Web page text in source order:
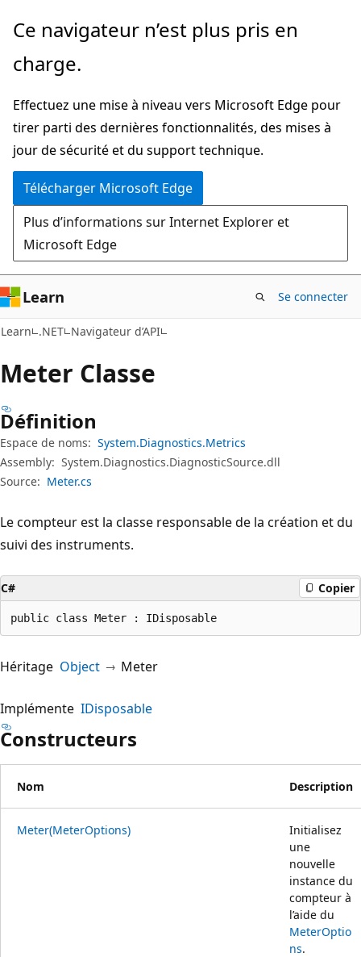
Passer
directement
au
principal
Passer
la
dans
la
page
Ce navigateur n’est plus pris en
charge.
Effectuez une mise à niveau vers Microsoft Edge pour
tirer parti des dernières fonctionnalités, des mises à
jour de sécurité et du support technique.
Télécharger Microsoft Edge
Plus d’informations sur Internet Explorer et
Microsoft Edge
Learn Se connecter
Learn .NET Navigateur d’API
Meter Classe
Définition
Espace de noms: System.Diagnostics.Metrics
Assembly: System.Diagnostics.DiagnosticSource.dll
Source: Meter.cs
Le compteur est la classe responsable de la création et du
suivi des instruments.
C# Copier
public class Meter : IDisposable
Héritage Object Meter
Implémente IDisposable
Constructeurs
Nom Description
Meter(MeterOptions)
Initialisez
une
nouvelle
instance du
compteur à
l’aide du
MeterOptio
ns.